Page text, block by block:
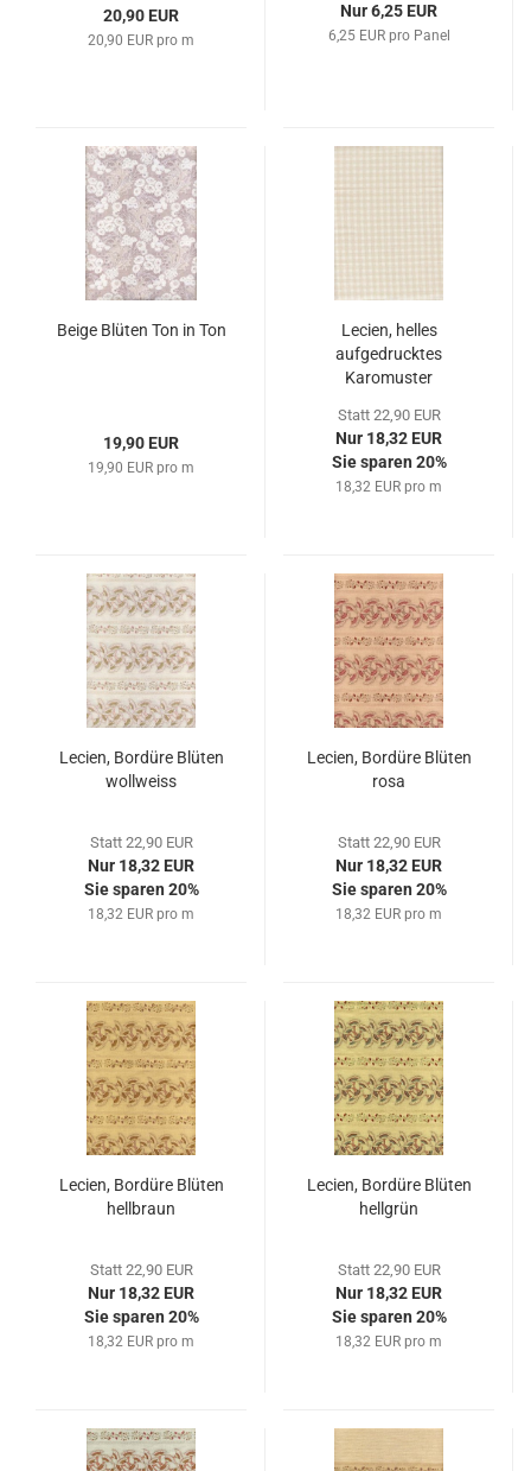
20,90 EUR
20,90 EUR pro m
Nur 6,25 EUR
6,25 EUR pro Panel
Beige Blüten Ton in Ton
19,90 EUR
19,90 EUR pro m
Lecien, helles
aufgedrucktes
Karomuster
Statt 22,90 EUR
Nur 18,32 EUR
Sie sparen 20%
18,32 EUR pro m
Lecien, Bordüre Blüten
wollweiss
Statt 22,90 EUR
Nur 18,32 EUR
Sie sparen 20%
18,32 EUR pro m
Lecien, Bordüre Blüten
rosa
Statt 22,90 EUR
Nur 18,32 EUR
Sie sparen 20%
18,32 EUR pro m
Lecien, Bordüre Blüten
hellbraun
Statt 22,90 EUR
Nur 18,32 EUR
Sie sparen 20%
18,32 EUR pro m
Lecien, Bordüre Blüten
hellgrün
Statt 22,90 EUR
Nur 18,32 EUR
Sie sparen 20%
18,32 EUR pro m